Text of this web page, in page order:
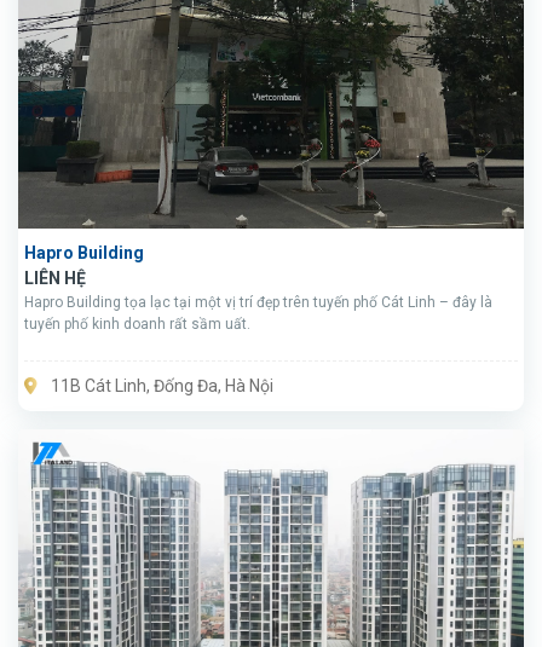
Hapro Building
LIÊN HỆ
Hapro Building tọa lạc tại một vị trí đẹp trên tuyến phố Cát Linh – đây là
tuyến phố kinh doanh rất sầm uất.
11B Cát Linh, Đống Đa, Hà Nội